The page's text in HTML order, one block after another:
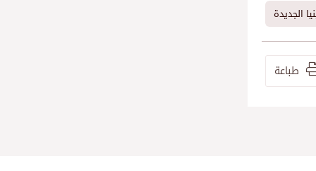
الجديدة
طباعة